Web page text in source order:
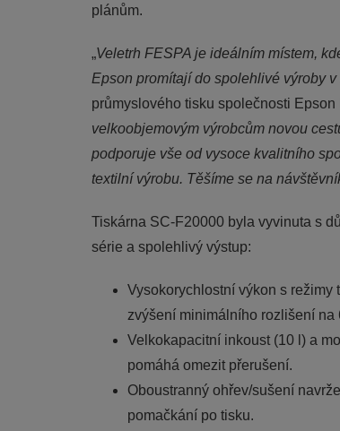
plánům.
„Veletrh FESPA je ideálním místem,
Epson promítají do spolehlivé výroby
průmyslového tisku společnosti Epson
velkoobjemovým výrobcům novou
podporuje vše od vysoce kvalitního
textilní výrobu. Těšíme se na
Tiskárna SC-F20000 byla vyvinuta s
série a spolehlivý výstup:
Vysokorychlostní výkon s
zvýšení minimálního rozlišení na
Velkokapacitní inkoust (10 l) a
pomáhá omezit přerušení.
Oboustranný ohřev/sušení
pomačkání po tisku.